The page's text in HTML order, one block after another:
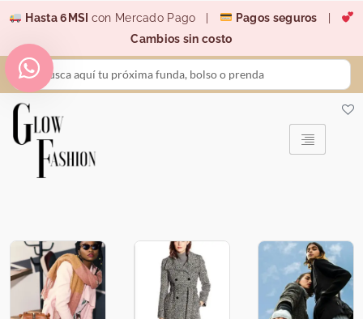
contenido
Hasta 6MSI con Mercado Pago | Pagos seguros
Cambios sin costo
Search
...